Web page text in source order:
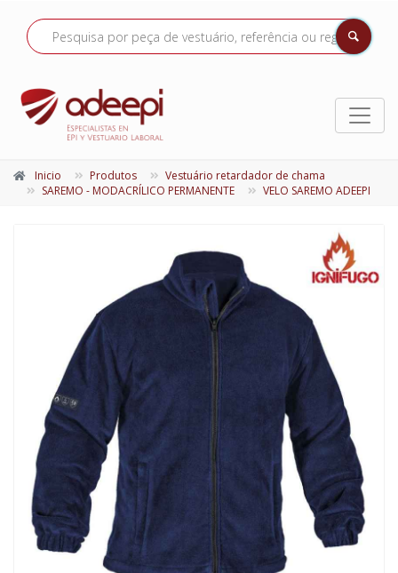
Inicio Produtos
Vestuário retardador de chama
SAREMO - MODACRÍLICO PERMANENTE
VELO SAREMO ADEEPI